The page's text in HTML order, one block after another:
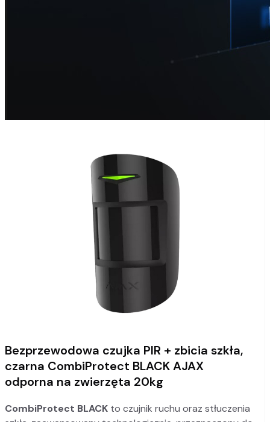
Bezprzewodowa czujka PIR + zbicia szkła,
czarna CombiProtect BLACK AJAX
odporna na zwierzęta 20kg
CombiProtect BLACK to czujnik ruchu oraz stłuczenia